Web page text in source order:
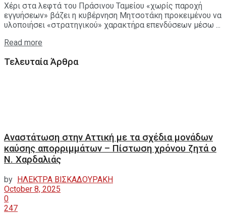
Χέρι στα λεφτά του Πράσινου Ταμείου «χωρίς παροχή
εγγυήσεων» βάζει η κυβέρνηση Μητσοτάκη προκειμένου να
υλοποιήσει «στρατηγικού» χαρακτήρα επενδύσεων μέσω ...
Read more
Τελευταία Άρθρα
Αναστάτωση στην Αττική με τα σχέδια μονάδων
καύσης απορριμμάτων – Πίστωση χρόνου ζητά ο
Ν. Χαρδαλιάς
by ΗΛΕΚΤΡΑ ΒΙΣΚΑΔΟΥΡΑΚΗ
October 8, 2025
0
247